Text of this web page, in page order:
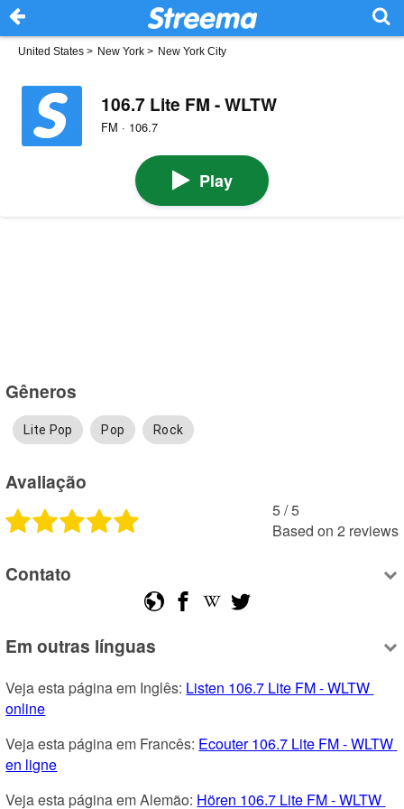
United States > New York > New York City
106.7 Lite FM - WLTW
FM · 106.7
Play
Gêneros
Lite Pop Pop Rock
Avaliação
5 /5
Based on 2 reviews
Contato
Em outras línguas
Veja esta página em Inglês: Listen 106.7 Lite FM - WLTW
online
Veja esta página em Francês: Ecouter 106.7 Lite FM - WLTW
en ligne
Veja esta página em Alemão: Hören 106.7 Lite FM - WLTW